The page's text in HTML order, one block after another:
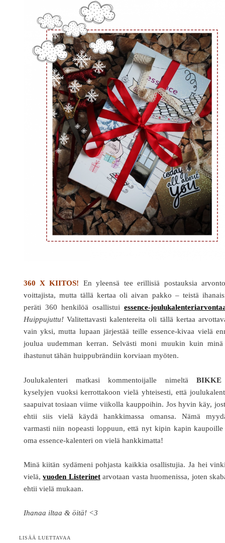
360 X KIITOS!
En yleensä tee erillisiä postauksia
voittajista, mutta tällä kertaa oli aivan pakko – teistä
peräti 360 henkilöä osallistuiessence-
Huippujuttu!Valitettavasti kalentereita oli tällä kertaa
vain yksi, mutta lupaan järjestää teille essence-kivaa vielä
joulua uudemman kerran. Selvästi moni muukin kuin
ihastunut tähän huippubrändiin korviaan myöten.
Joulukalenteri matkasi kommentoijalle nimeltä BIKKE
kyselyjen vuoksi kerrottakoon vielä yhteisesti, että
saapuivat tosiaan viime viikolla kauppoihin. Jos hyvin käy,
ehtii siis vielä käydä hankkimassa omansa. Nämä
varmasti niin nopeasti loppuun, että nyt kipin kapin kaupoille
oma essence-kalenteri on vielä hankkimatta!
Minä kiitän sydämeni pohjasta kaikkia osallistujia. Ja hei
vielä,vuoden Listerinetarvotaan vasta huomenissa, joten
ehtii vielä mukaan.
Ihanaa iltaa & öitä! <3
LISÄÄ LUETTAVAA